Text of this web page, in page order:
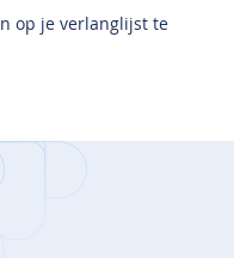
op je verlanglijst te